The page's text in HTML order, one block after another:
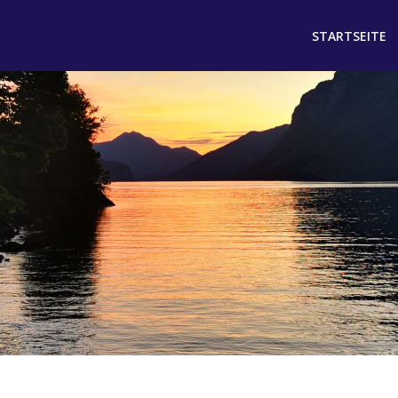
STARTSEITE